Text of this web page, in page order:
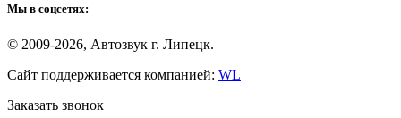
Мы в соцсетях:
© 2009-2026, Автозвук г. Липецк.
Сайт поддерживается компанией: WL
Заказать звонок